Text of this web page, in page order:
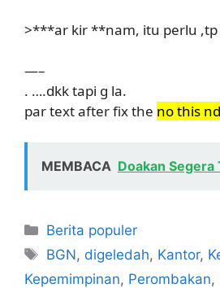
>***ar kir **nam, itu perlu ,tp
—–
. ….dkk tapi g la.
par text after fix the no this nd
MEMBACA Doakan Segera
Kategori
Berita populer
Tag
BGN, digeledah, Kantor,
Kepemimpinan, Perombakan,